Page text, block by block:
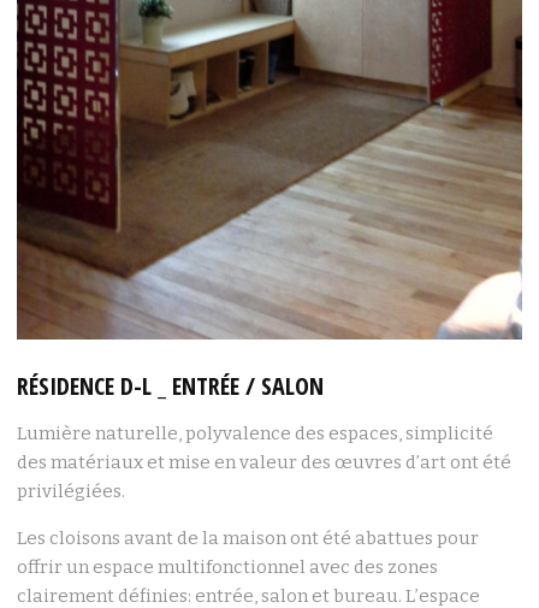
RÉSIDENCE D-L _ ENTRÉE / SALON
Lumière naturelle, polyvalence des espaces, simplicité
des matériaux et mise en valeur des œuvres d’art ont été
privilégiées.
Les cloisons avant de la maison ont été abattues pour
offrir un espace multifonctionnel avec des zones
clairement définies: entrée, salon et bureau. L’espace